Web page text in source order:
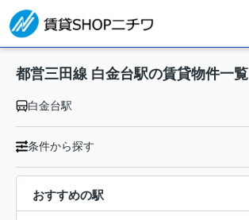
都営三田線 白金台駅の賃貸物件一覧
白金台駅
条件から探す
おすすめの駅